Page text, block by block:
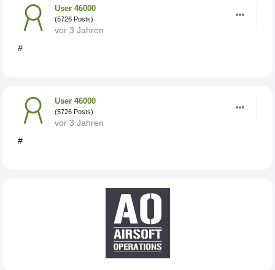
User 46000
(5726 Posts)
vor 3 Jahren
#
User 46000
(5726 Posts)
vor 3 Jahren
#